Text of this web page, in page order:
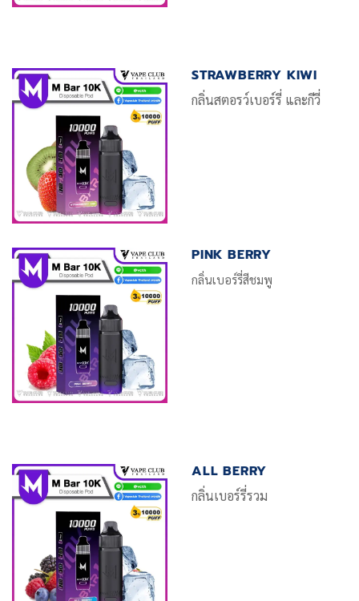
STRAWBERRY KIWI
กลิ่นสตอรว์เบอร์รี่ และกีวี่
PINK BERRY
กลิ่นเบอร์รี่สีชมพู
ALL BERRY
กลิ่นเบอร์รี่รวม